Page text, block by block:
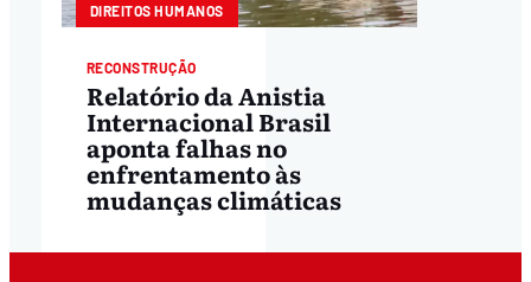
DIREITOS HUMANOS
RECONSTRUÇÃO
Relatório da Anistia
Internacional Brasil
aponta falhas no
enfrentamento às
mudanças climáticas